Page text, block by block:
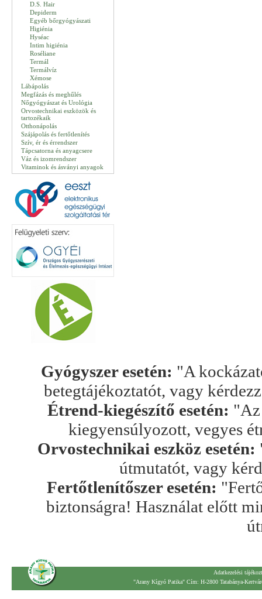
D.S. Hair
Depiderm
Egyéb bőrgyógyászati
Higiénia
Hyséac
Intim higiénia
Roséliane
Termál
Termálvíz
Xémose
Lábápolás
Megfázás és meghűlés
Nőgyógyászat és Urológia
Orvostechnikai eszközök és
tartozékaik
Otthonápolás
Szájápolás és fertőtlenítés
Szív, ér és érrendszer
Tápcsatorna és anyagcsere
Váz és izomrendszer
Vitaminok és ásványi anyagok
Gyógyszer esetén: "A
betegtájékoztatót, vagy
Étrend-kiegészítő esetén: "Az
kiegyensúlyozott, vegyes
Orvostechnikai eszköz esetén:
útmutatót, vagy
Fertőtlenítőszer esetén:
biztonságra! Használat előtt
Adatkezelési
"Arany Kígyó Patika" Cím: H-2800 Tatabánya-